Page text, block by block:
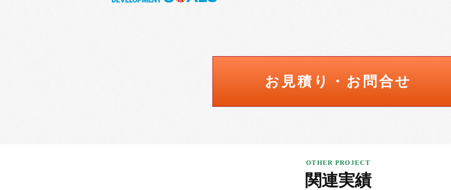
お見積り・お問合せ
関連実績